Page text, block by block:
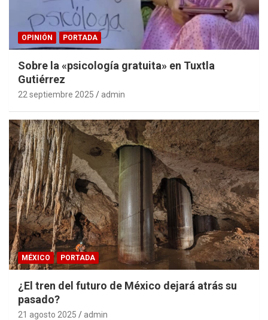
OPINIÓN PORTADA
Sobre la «psicología gratuita» en Tuxtla
Gutiérrez
22 septiembre 2025 admin
MÉXICO PORTADA
¿El tren del futuro de México dejará atrás su
pasado?
21 agosto 2025 admin